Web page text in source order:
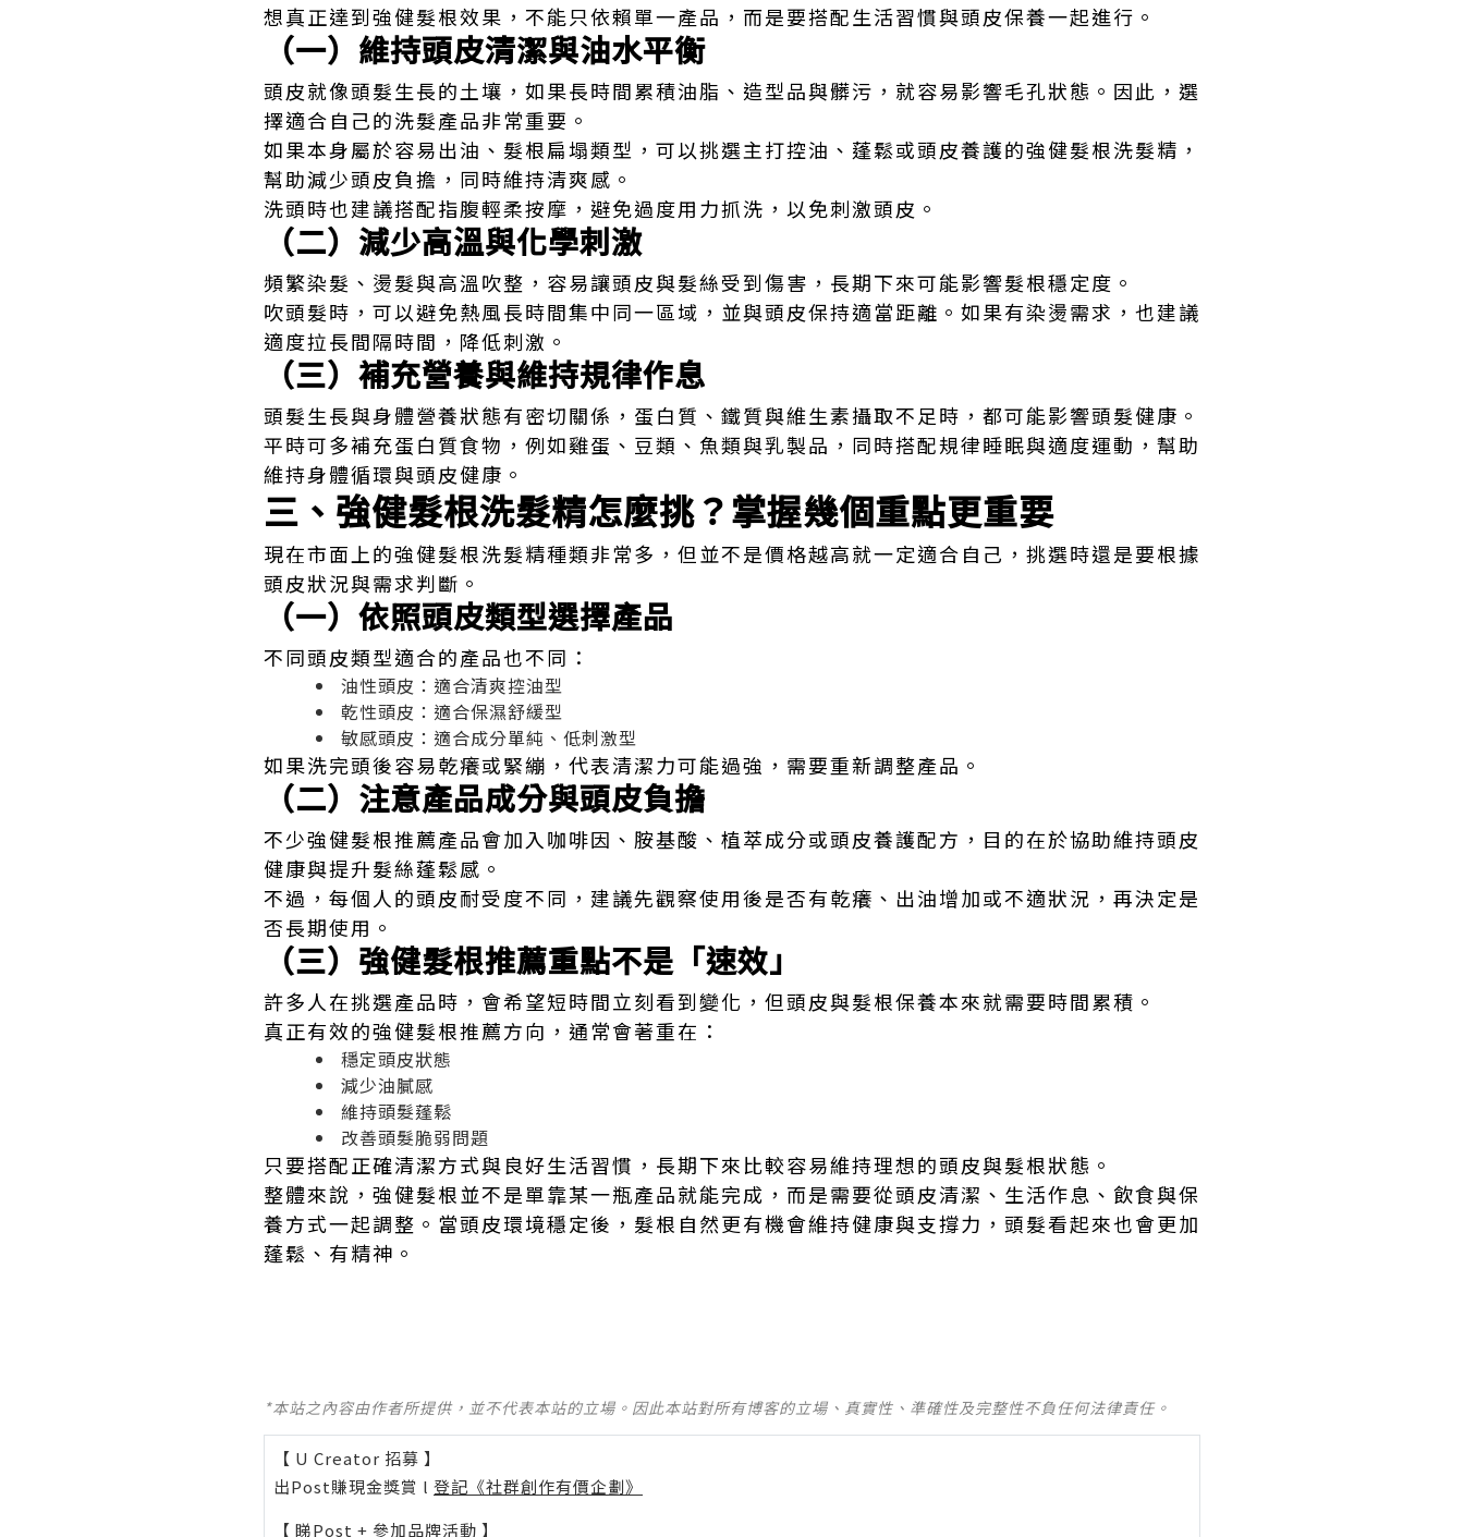
想真正達到強健髮根效果，不能只依賴單一產品，而是要搭配生活習慣與頭皮保養一起進行。
（一）維持頭皮清潔與油水平衡
頭皮就像頭髮生長的土壤，如果長時間累積油脂、造型品與髒污，就容易影響毛孔狀態。因此，選
擇適合自己的洗髮產品非常重要。
如果本身屬於容易出油、髮根扁塌類型，可以挑選主打控油、蓬鬆或頭皮養護的強健髮根洗髮精，
幫助減少頭皮負擔，同時維持清爽感。
洗頭時也建議搭配指腹輕柔按摩，避免過度用力抓洗，以免刺激頭皮。
（二）減少高溫與化學刺激
頻繁染髮、燙髮與高溫吹整，容易讓頭皮與髮絲受到傷害，長期下來可能影響髮根穩定度。
吹頭髮時，可以避免熱風長時間集中同一區域，並與頭皮保持適當距離。如果有染燙需求，也建議
適度拉長間隔時間，降低刺激。
（三）補充營養與維持規律作息
頭髮生長與身體營養狀態有密切關係，蛋白質、鐵質與維生素攝取不足時，都可能影響頭髮健康。
平時可多補充蛋白質食物，例如雞蛋、豆類、魚類與乳製品，同時搭配規律睡眠與適度運動，幫助
維持身體循環與頭皮健康。
三、強健髮根洗髮精怎麼挑？掌握幾個重點更重要
現在市面上的強健髮根洗髮精種類非常多，但並不是價格越高就一定適合自己，挑選時還是要根據
頭皮狀況與需求判斷。
（一）依照頭皮類型選擇產品
不同頭皮類型適合的產品也不同：
油性頭皮：適合清爽控油型
乾性頭皮：適合保濕舒緩型
敏感頭皮：適合成分單純、低刺激型
如果洗完頭後容易乾癢或緊繃，代表清潔力可能過強，需要重新調整產品。
（二）注意產品成分與頭皮負擔
不少強健髮根推薦產品會加入咖啡因、胺基酸、植萃成分或頭皮養護配方，目的在於協助維持頭皮
健康與提升髮絲蓬鬆感。
不過，每個人的頭皮耐受度不同，建議先觀察使用後是否有乾癢、出油增加或不適狀況，再決定是
否長期使用。
（三）強健髮根推薦重點不是「速效」
許多人在挑選產品時，會希望短時間立刻看到變化，但頭皮與髮根保養本來就需要時間累積。
真正有效的強健髮根推薦方向，通常會著重在：
穩定頭皮狀態
減少油膩感
維持頭髮蓬鬆
改善頭髮脆弱問題
只要搭配正確清潔方式與良好生活習慣，長期下來比較容易維持理想的頭皮與髮根狀態。
整體來說，強健髮根並不是單靠某一瓶產品就能完成，而是需要從頭皮清潔、生活作息、飲食與保
養方式一起調整。當頭皮環境穩定後，髮根自然更有機會維持健康與支撐力，頭髮看起來也會更加
蓬鬆、有精神。
*本站之內容由作者所提供，並不代表本站的立場。因此本站對所有博客的立場、真實性、準確性及完整性不負任何法律責任。
【 U Creator 招募 】
出Post賺現金獎賞 l 登記《社群創作有價企劃》
【 睇Post + 參加品牌活動 】